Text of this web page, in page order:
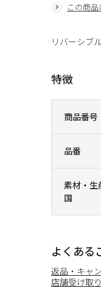
商品番号
品番
素材・生
国
この商
リバーシブ
特徴
よくある
返品・キャ
店舗受け取